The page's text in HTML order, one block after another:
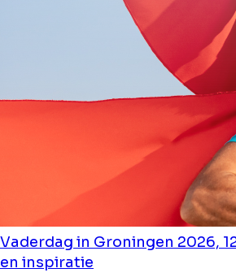
Vaderdag in Groningen 2026,
en inspiratie